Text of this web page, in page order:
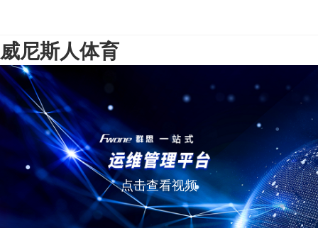
威尼斯人体育
点击查看视频